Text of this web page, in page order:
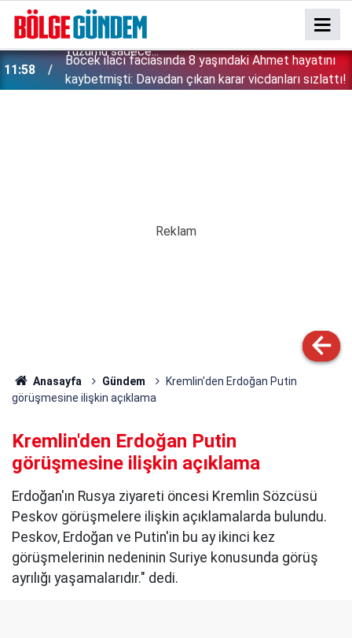
11:58
Böcek ilacı faciasında 8 yaşındaki Ahmet hayatını
kaybetmişti: Davadan çıkan karar vicdanları sızlattı!
Anasayfa Gündem
Kremlin'den Erdoğan Putin
görüşmesine ilişkin açıklama
Kremlin'den Erdoğan Putin
görüşmesine ilişkin açıklama
Erdoğan'ın Rusya ziyareti öncesi Kremlin Sözcüsü
Peskov görüşmelere ilişkin açıklamalarda bulundu.
Peskov, Erdoğan ve Putin'in bu ay ikinci kez
görüşmelerinin nedeninin Suriye konusunda görüş
ayrılığı yaşamalarıdır." dedi.